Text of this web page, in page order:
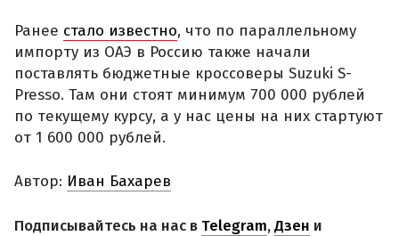
Ранее стало известно, что по параллельному
импорту из ОАЭ в Россию также начали
поставлять бюджетные кроссоверы Suzuki S-
Presso. Там они стоят минимум 700 000 рублей
по текущему курсу, а у нас цены на них стартуют
от 1 600 000 рублей.
Автор: Иван Бахарев
Подписывайтесь на нас в Telegram,Дзен и